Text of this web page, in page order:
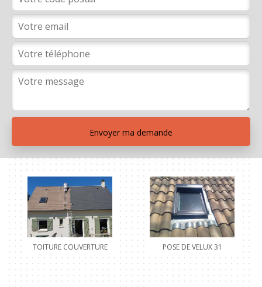
TOITURE COUVERTURE POSE DE VELUX 31